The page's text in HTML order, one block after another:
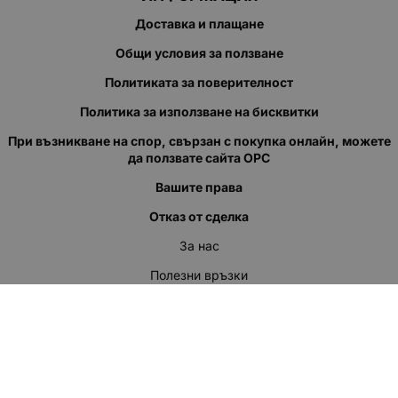
Доставка и плащане
Общи условия за ползване
Политиката за поверителност
Политика за използване на бисквитки
При възникване на спор, свързан с покупка онлайн, можете
да ползвате сайта ОРС
Вашите права
Отказ от сделка
За нас
Полезни връзки